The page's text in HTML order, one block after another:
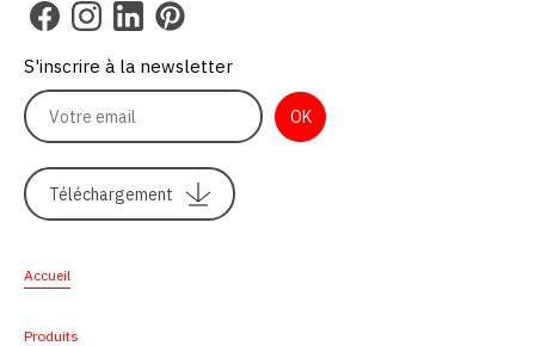
S'inscrire à la newsletter
Téléchargement
Accueil
Produits